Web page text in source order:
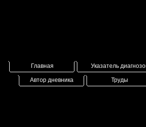
Главная Указатель
Автор дневника Труды